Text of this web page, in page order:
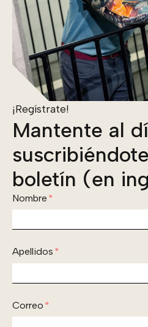
¡Regístrate!
Mantente al
boletín (en
Nombre *
Apellidos *
Correo *